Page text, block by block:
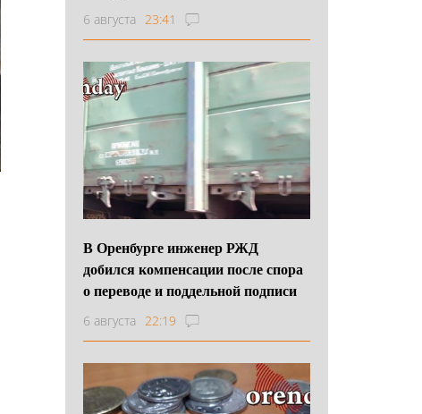
6 августа 23:41
В Оренбурге инженер РЖД
добился компенсации после спора
о переводе и поддельной подписи
6 августа 22:19